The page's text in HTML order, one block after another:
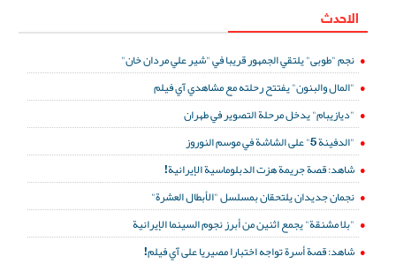
الاحدث
نجم "طوبى" يلتقي الجمهور قريبا في "شير علي مردان خان"
"المال والبنون" يفتتح رحلته مع مشاهدي آي فيلم
"ديازيبام" يدخل مرحلة التصوير في طهران
"الدفينة 5" على الشاشة في موسم النوروز
شاهد: قصة جريمة هزت الدبلوماسية الإيرانية!
نجمان جديدان يلتحقان بمسلسل "الأبطال العشرة"
"بلا مشنقة" يجمع اثنين من أبرز نجوم السينما الإيرانية
شاهد: قصة أسرة تواجه اختبارا مصيريا على آي فيلم!